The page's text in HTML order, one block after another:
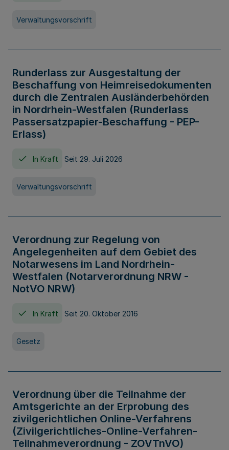
Verwaltungsvorschrift
Runderlass zur Ausgestaltung der
Beschaffung von Heimreisedokumenten
durch die Zentralen Ausländerbehörden
in Nordrhein-Westfalen (Runderlass
Passersatzpapier-Beschaffung - PEP-
Erlass)
In Kraft Seit 29. Juli 2026
Verwaltungsvorschrift
Verordnung zur Regelung von
Angelegenheiten auf dem Gebiet des
Notarwesens im Land Nordrhein-
Westfalen (Notarverordnung NRW -
NotVO NRW)
In Kraft Seit 20. Oktober 2016
Gesetz
Verordnung über die Teilnahme der
Amtsgerichte an der Erprobung des
zivilgerichtlichen Online-Verfahrens
(Zivilgerichtliches-Online-Verfahren-
Teilnahmeverordnung - ZOVTnVO)